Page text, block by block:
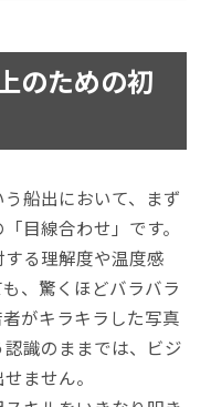
のための初
船出において、まず
目線合わせ」です。
る理解度や温度感
、驚くほどバラバラ
がキラキラした写真
識のままでは、ビジ
ません。